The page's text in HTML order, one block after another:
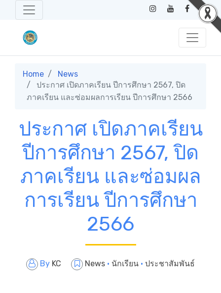
Home
News
ประกาศ เปิดภาคเรียน ปีการศึกษา 2567, ปิด
ภาคเรียน และซ่อมผลการเรียน ปีการศึกษา 2566
ประกาศ เปิดภาคเรียน
ปีการศึกษา 2567, ปิด
ภาคเรียน และซ่อมผล
การเรียน ปีการศึกษา
2566
By KC News · นักเรียน · ประชาสัมพันธ์